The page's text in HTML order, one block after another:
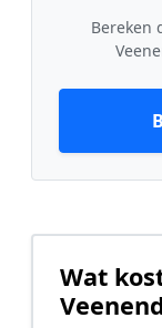
Bereken
Wat